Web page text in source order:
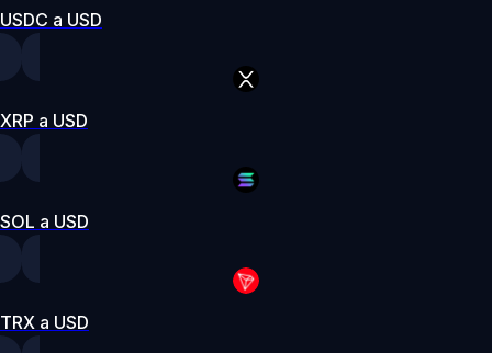
USDC a USD
XRP a USD
SOL a USD
TRX a USD